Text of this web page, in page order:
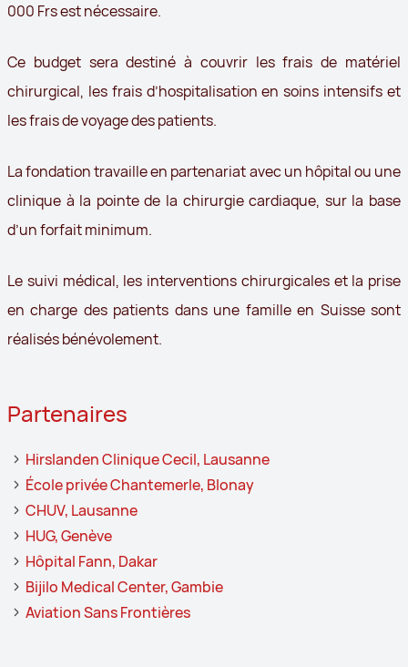
000 Frs est nécessaire.
Ce budget sera destiné à couvrir les frais de matériel
chirurgical, les frais d’hospitalisation en soins intensifs et
les frais de voyage des patients.
La fondation travaille en partenariat avec un hôpital ou une
clinique à la pointe de la chirurgie cardiaque, sur la base
d’un forfait minimum.
Le suivi médical, les interventions chirurgicales et la prise
en charge des patients dans une famille en Suisse sont
réalisés bénévolement.
Partenaires
Hirslanden Clinique Cecil, Lausanne
École privée Chantemerle, Blonay
CHUV, Lausanne
HUG, Genève
Hôpital Fann, Dakar
Bijilo Medical Center, Gambie
Aviation Sans Frontières